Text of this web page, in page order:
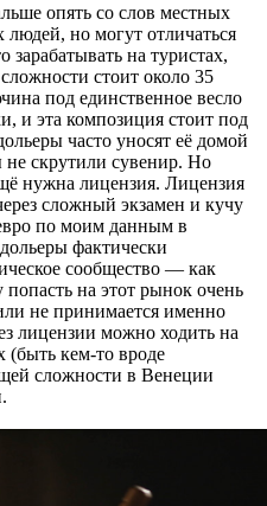
опять со слов местных
но могут отличаться
на туристах,
стоит около 35
под единственное весло
и эта композиция стоит под
часто уносят её домой
скрутили сувенир. Но
нужна лицензия. Лицензия
сложный экзамен и кучу
по моим данным в
фактически
сообщество — как
на этот рынок очень
не принимается именно
лицензии можно ходить на
(быть кем-то вроде
сложности в Венеции